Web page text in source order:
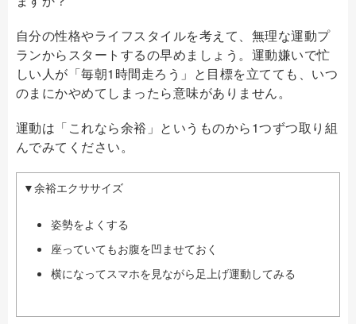
自分の性格やライフスタイルを考えて、無理な運動プ
ランからスタートするの早めましょう。運動嫌いで忙
しい人が「毎朝1時間走ろう」と目標を立てても、いつ
のまにかやめてしまったら意味がありません。
運動は「これなら余裕」というものから1つずつ取り組
んでみてください。
▼余裕エクササイズ
姿勢をよくする
座っていてもお腹を凹ませておく
横になってスマホを見ながら足上げ運動してみる